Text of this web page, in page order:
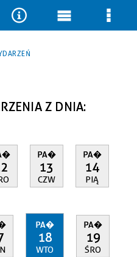
Z DNIA:
PA�
13
CZW
PA�
14
PIĄ
PA�
18
WTO
PA�
19
ŚRO
Narzędzia
Menu Menu